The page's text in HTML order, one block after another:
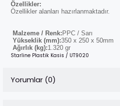
Özellikler:
Özellikler alanları hazırlanmaktadır.
Malzeme / Renk: PPC / Sarı
Yükseklik (mm):350 x 250 x 50mm
Ağırlık (kg):1.320 gr
Starline Plastik Kasis / UT9020
Yorumlar (0)